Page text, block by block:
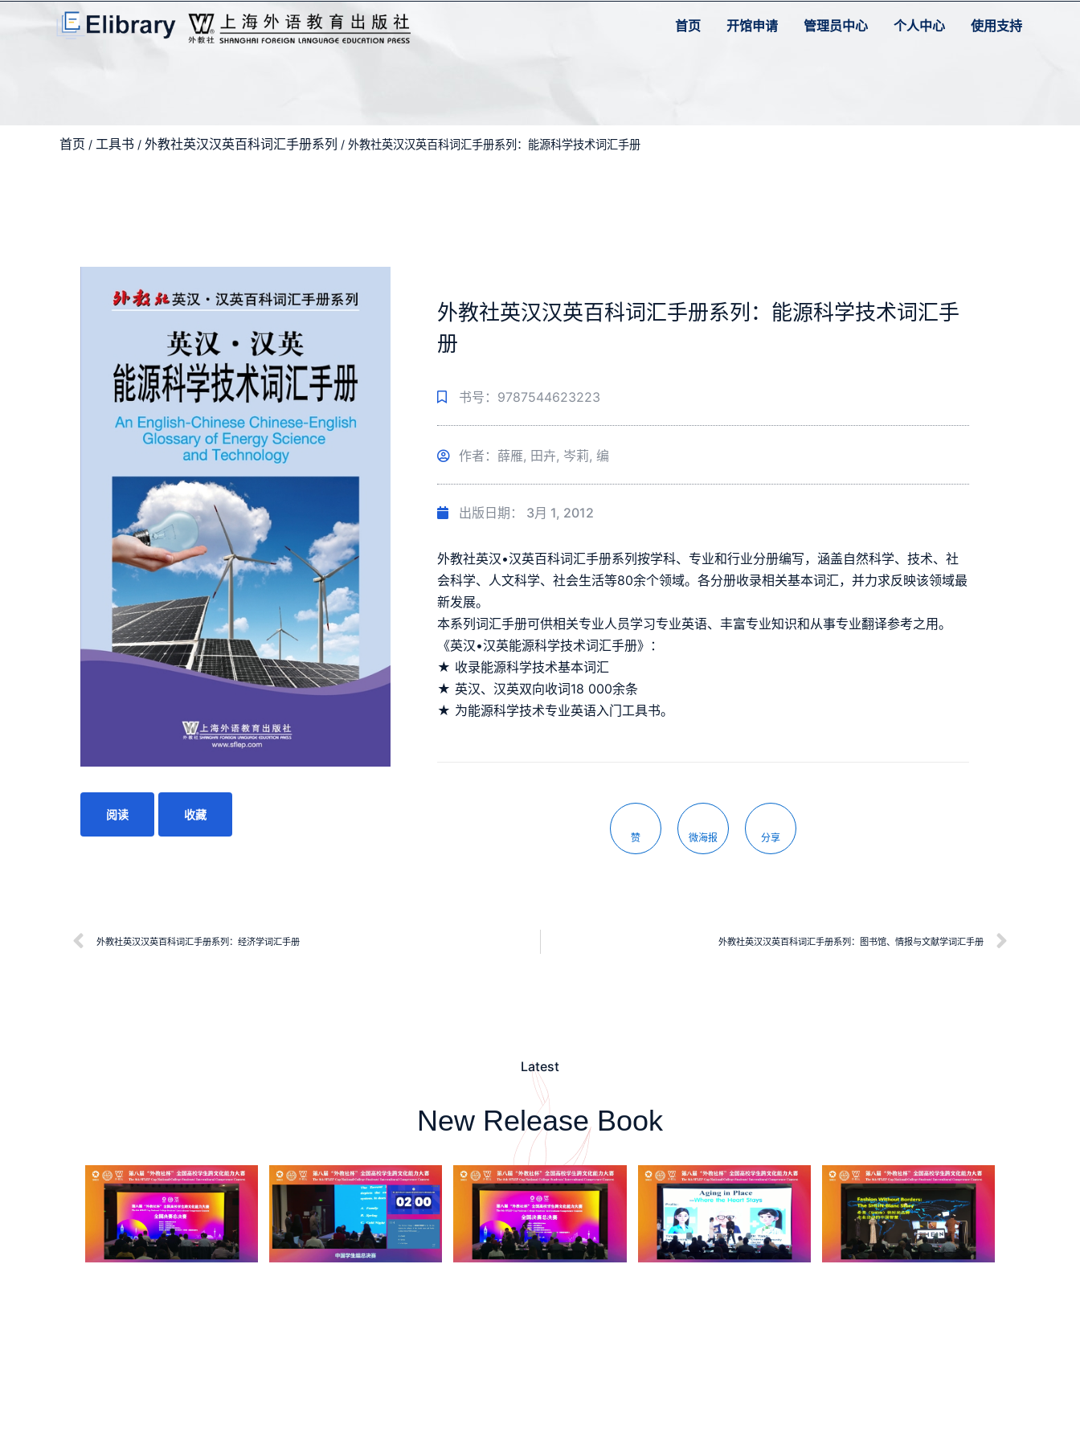
首页 开馆申请 管理员中心 个人中心 使用支持
首页 / 工具书 / 外教社英汉汉英百科词汇手册系列 / 外教社英汉汉英百科词汇手册系列：能源科学技术词汇手册
阅读 收藏
外教社英汉汉英百科词汇手册系列：能源科学技术词汇手
册
书号：9787544623223
作者：薛雁, 田卉, 岑莉, 编
出版日期： 3月 1, 2012
外教社英汉•汉英百科词汇手册系列按学科、专业和行业分册编写，涵盖自然科学、技术、社
会科学、人文科学、社会生活等80余个领域。各分册收录相关基本词汇，并力求反映该领域最
新发展。
本系列词汇手册可供相关专业人员学习专业英语、丰富专业知识和从事专业翻译参考之用。
《英汉•汉英能源科学技术词汇手册》：
★ 收录能源科学技术基本词汇
★ 英汉、汉英双向收词18 000余条
★ 为能源科学技术专业英语入门工具书。
赞 微海报 分享
外教社英汉汉英百科词汇手册系列：经济学词汇手册 外教社英汉汉英百科词汇手册系列：图书馆、情报与文献学词汇手册
Latest
New Release Book